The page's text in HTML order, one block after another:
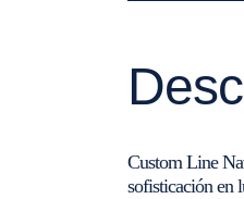
Custom Line
sofisticación en